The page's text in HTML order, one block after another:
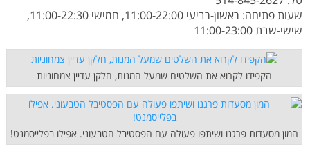
שעות פתיחה: ראשון-רביעי 11:00-22:00, חמישי 11:00-22:30,
שישי-שבת 11:00-23:00
הקפידו לקרוא את השלטים שמעל המנות, חלקן עדיין צמחוניות
המון מסעדות פרגנו ושיתפו פעולה עם הפסטיבל הטבעוני. אפילו בפלייסמנט!